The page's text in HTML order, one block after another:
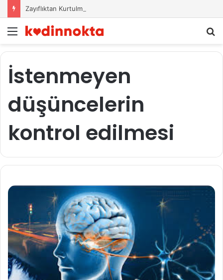
Zayıflıktan Kurtulmak İçin Beslenme Önerileri
Menü
İstenmeyen
düşüncelerin
kontrol edilmesi